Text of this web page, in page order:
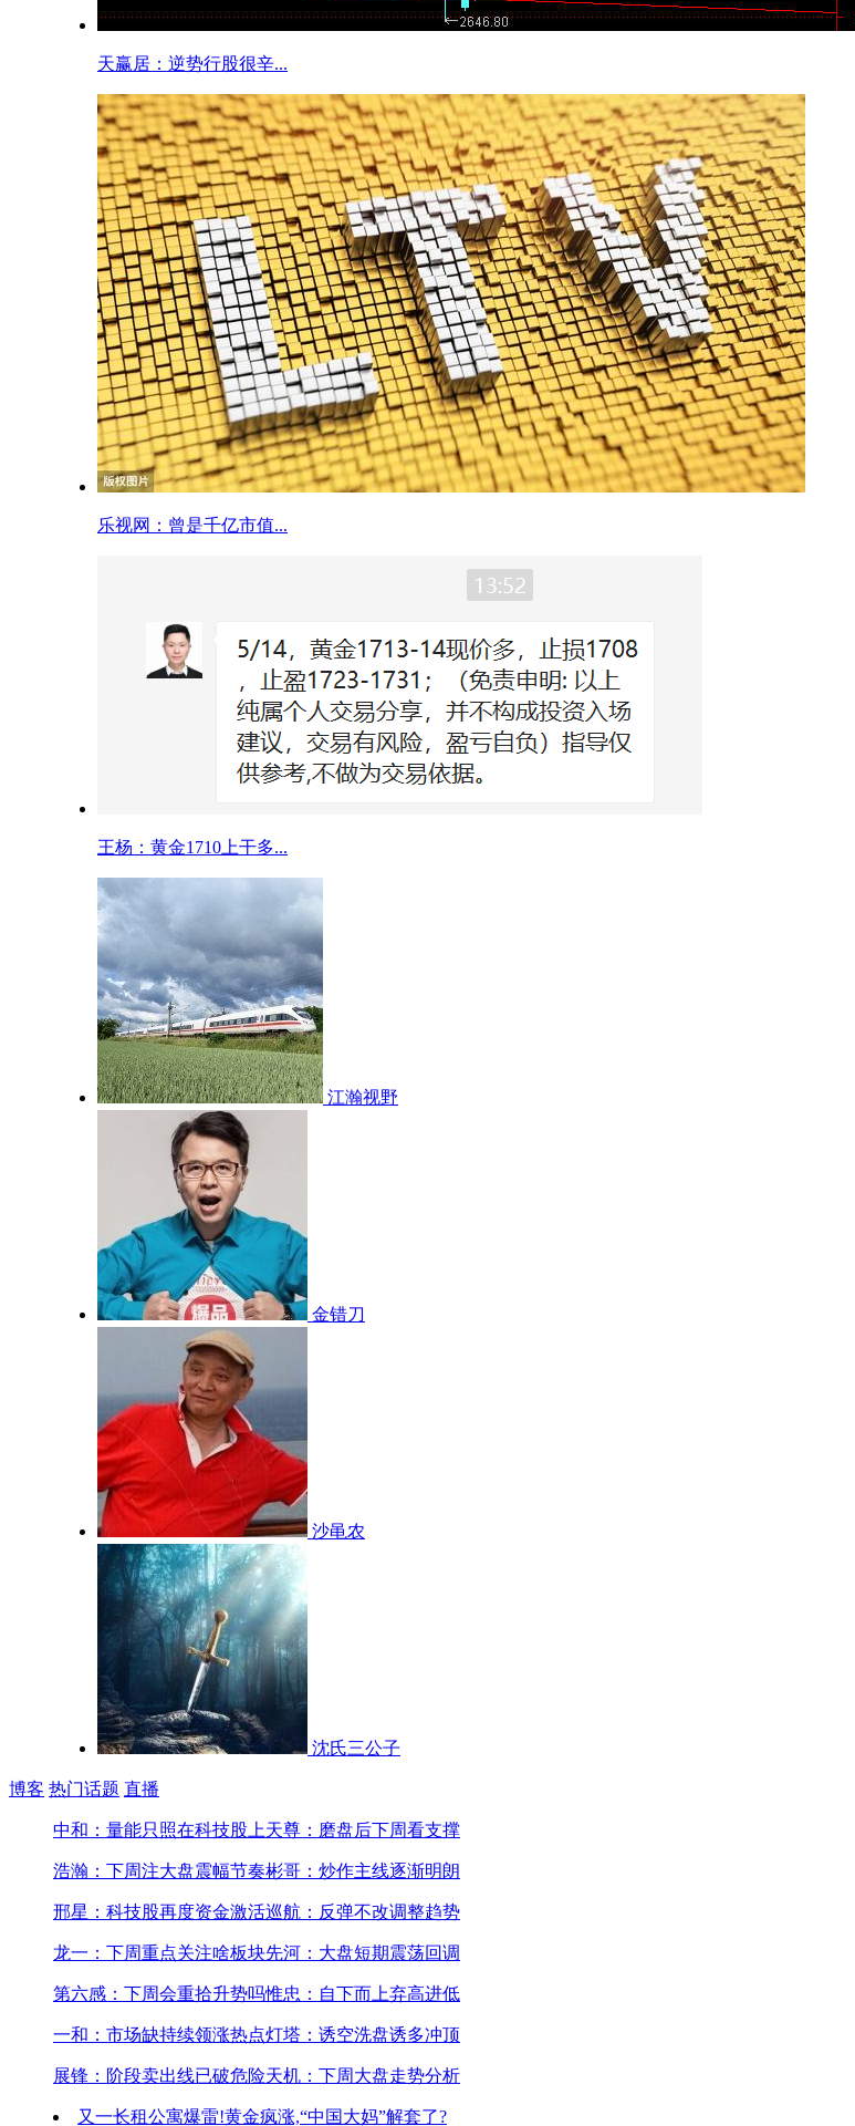
天赢居：逆势行股很辛...
乐视网：曾是千亿市值...
王杨：黄金1710上干多...
江瀚视野
金错刀
沙黾农
沈氏三公子
博客 热门话题 直播
中和：量能只照在科技股上天尊：磨盘后下周看支撑
浩瀚：下周注大盘震幅节奏彬哥：炒作主线逐渐明朗
邢星：科技股再度资金激活巡航：反弹不改调整趋势
龙一：下周重点关注啥板块先河：大盘短期震荡回调
第六感：下周会重拾升势吗惟忠：自下而上弃高进低
一和：市场缺持续领涨热点灯塔：诱空洗盘诱多冲顶
展锋：阶段卖出线已破危险天机：下周大盘走势分析
又一长租公寓爆雷!黄金疯涨,“中国大妈”解套了?